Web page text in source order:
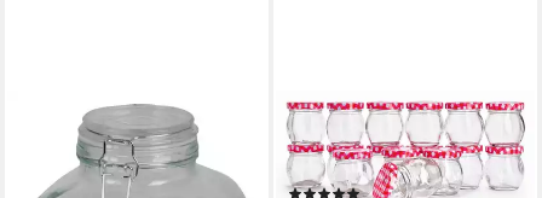
Einmachglas XXL
Drahtbügelglas 4,8L
VBS XXL
Einmachglas ignore, Glas,
bauchig, 16 Stück
(4)